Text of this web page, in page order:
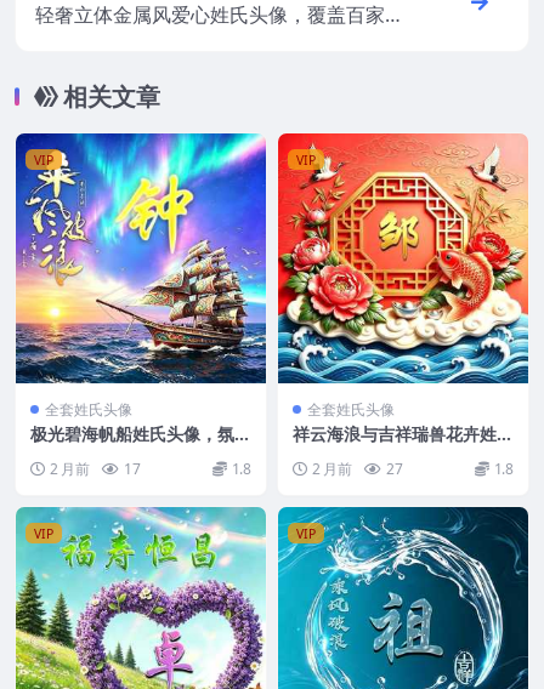
轻奢立体金属风爱心姓氏头像，覆盖百家姓
相关文章
VIP
全套姓氏头像
极光碧海帆船姓氏头像，氛围
2 月前 17 1.8
VIP
全套姓氏头像
祥云海浪与吉祥瑞兽花卉姓氏
人头像
2 月前 27 1.8
VIP VIP